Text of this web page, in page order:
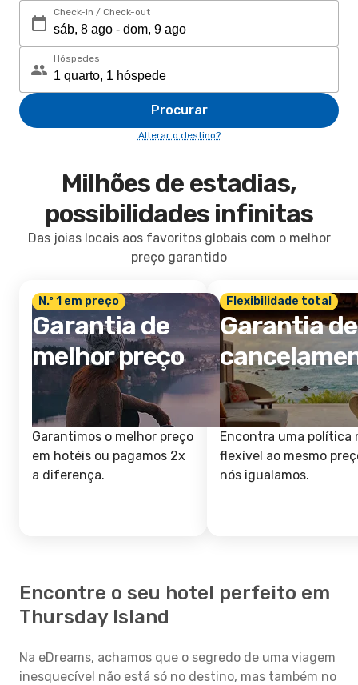
Check-in / Check-out
Hóspedes
Procurar
Alterar o destino?
Milhões de estadias,
possibilidades infinitas
Das joias locais aos favoritos globais com o melhor
preço garantido
N.º 1 em preço
Garantia de
melhor preço
Garantimos o melhor preço
em hotéis ou pagamos 2x
a diferença.
Flexibilidade total
Garantia de
Encontra uma política
flexível ao mesmo
nós igualamos.
Encontre o seu hotel perfeito em
Thursday Island
Na eDreams, achamos que o segredo de uma viagem
inesquecível não está só no destino, mas também no